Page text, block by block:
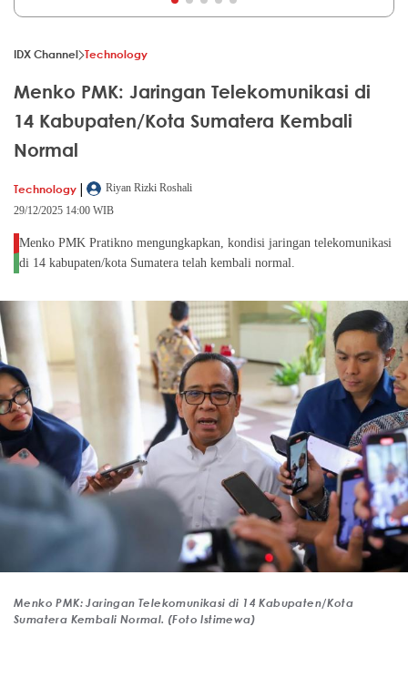
IDX Channel Technology
Menko PMK: Jaringan Telekomunikasi di
14 Kabupaten/Kota Sumatera Kembali
Normal
Technology |
Riyan Rizki Roshali
29/12/2025 14:00 WIB
Menko PMK Pratikno mengungkapkan, kondisi jaringan telekomunikasi
di 14 kabupaten/kota Sumatera telah kembali normal.
Menko PMK: Jaringan Telekomunikasi di 14 Kabupaten/Kota
Sumatera Kembali Normal. (Foto Istimewa)